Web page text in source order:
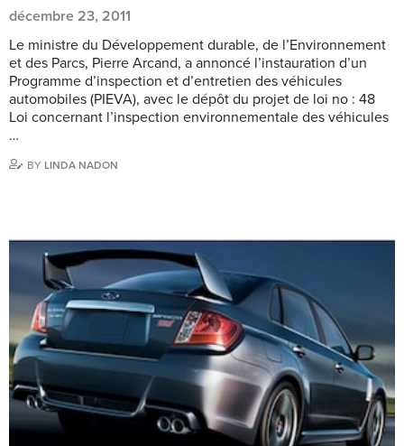
décembre 23, 2011
Le ministre du Développement durable, de l’Environnement
et des Parcs, Pierre Arcand, a annoncé l’instauration d’un
Programme d’inspection et d’entretien des véhicules
automobiles (PIEVA), avec le dépôt du projet de loi no : 48
Loi concernant l’inspection environnementale des véhicules
…
BY LINDA NADON